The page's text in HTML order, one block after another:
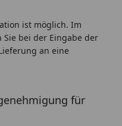
ist möglich. Im
Sie bei der Eingabe der
an eine
für